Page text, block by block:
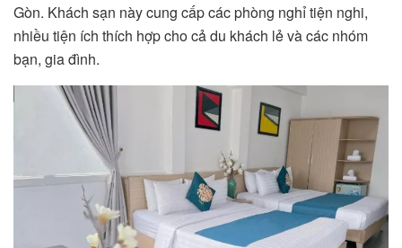
Gòn. Khách sạn này cung cấp các phòng nghỉ tiện nghi,
nhiều tiện ích thích hợp cho cả du khách lẻ và các nhóm
bạn, gia đình.